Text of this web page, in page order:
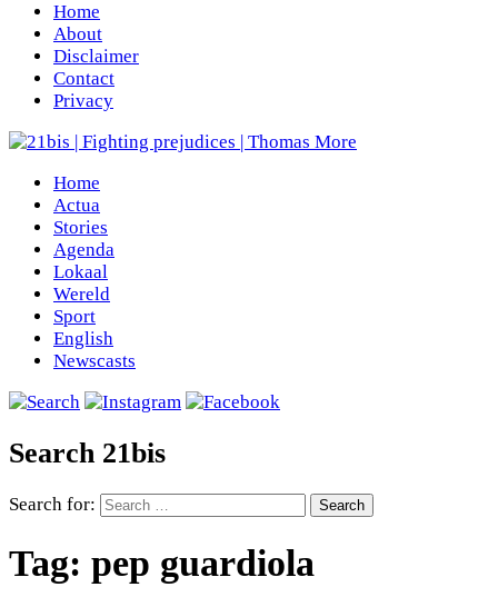
Home
About
Disclaimer
Contact
Privacy
Home
Actua
Stories
Agenda
Lokaal
Wereld
Sport
English
Newscasts
Search 21bis
Search for:
Tag: pep guardiola